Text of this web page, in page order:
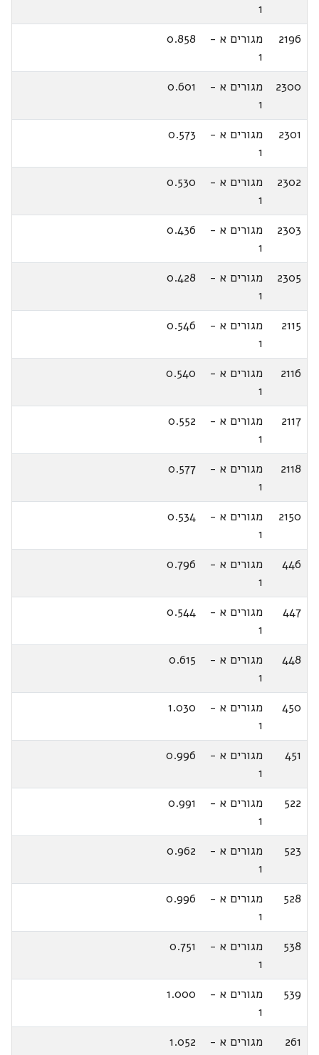
1
2196
מגורים א -
1
0.858
2300
מגורים א -
1
0.601
2301
מגורים א -
1
0.573
2302
מגורים א -
1
0.530
2303
מגורים א -
1
0.436
2305
מגורים א -
1
0.428
2115
מגורים א -
1
0.546
2116
מגורים א -
1
0.540
2117
מגורים א -
1
0.552
2118
מגורים א -
1
0.577
2150
מגורים א -
1
0.534
446
מגורים א -
1
0.796
447
מגורים א -
1
0.544
448
מגורים א -
1
0.615
450
מגורים א -
1
1.030
451
מגורים א -
1
0.996
522
מגורים א -
1
0.991
523
מגורים א -
1
0.962
528
מגורים א -
1
0.996
538
מגורים א -
1
0.751
539
מגורים א -
1
1.000
261
מגורים א -
1.052